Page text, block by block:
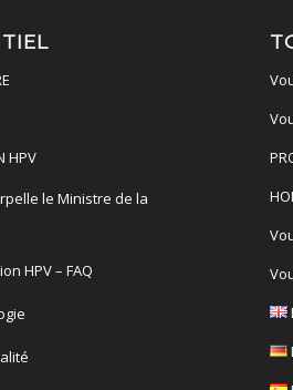
HPV
le Ministre de la
HPV – FAQ